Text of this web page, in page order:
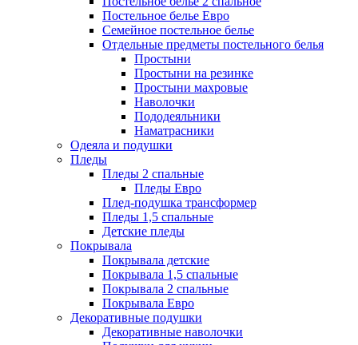
Постельное белье Евро
Семейное постельное белье
Отдельные предметы постельного белья
Простыни
Простыни на резинке
Простыни махровые
Наволочки
Пододеяльники
Наматрасники
Одеяла и подушки
Пледы
Пледы 2 спальные
Пледы Евро
Плед-подушка трансформер
Пледы 1,5 спальные
Детские пледы
Покрывала
Покрывала детские
Покрывала 1,5 спальные
Покрывала 2 спальные
Покрывала Евро
Декоративные подушки
Декоративные наволочки